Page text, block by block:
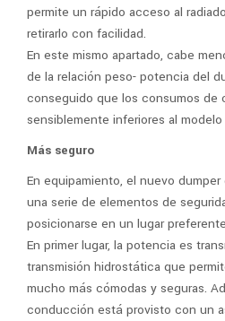
permite un rápido acceso al
retirarlo con facilidad.
En este mismo apartado, cabe
de la relación peso- potencia del
conseguido que los consumos de
sensiblemente inferiores al
Más seguro
En equipamiento, el nuevo
una serie de elementos de
posicionarse en un lugar
En primer lugar, la potencia es
transmisión hidrostática que
mucho más cómodas y seguras.
conducción está provisto con un